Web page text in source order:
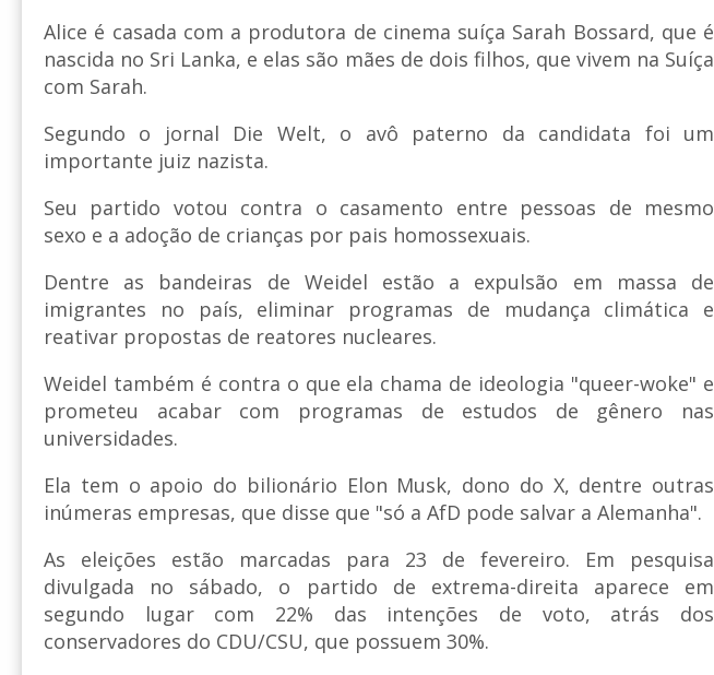
Alice é casada com a produtora de cinema suíça Sarah Bossard, que é
nascida no Sri Lanka, e elas são mães de dois filhos, que vivem na Suíça
com Sarah.
Segundo o jornal Die Welt, o avô paterno da candidata foi um
importante juiz nazista.
Seu partido votou contra o casamento entre pessoas de mesmo
sexo e a adoção de crianças por pais homossexuais.
Dentre as bandeiras de Weidel estão a expulsão em massa de
imigrantes no país, eliminar programas de mudança climática e
reativar propostas de reatores nucleares.
Weidel também é contra o que ela chama de ideologia "queer-woke" e
prometeu acabar com programas de estudos de gênero nas
universidades.
Ela tem o apoio do bilionário Elon Musk, dono do X, dentre outras
inúmeras empresas, que disse que "só a AfD pode salvar a Alemanha".
As eleições estão marcadas para 23 de fevereiro. Em pesquisa
divulgada no sábado, o partido de extrema-direita aparece em
segundo lugar com 22% das intenções de voto, atrás dos
conservadores do CDU/CSU, que possuem 30%.